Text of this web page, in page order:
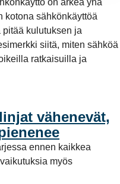
on arkea yhä
kotona sähkönkäyttöä
kulutuksen ja
siitä, miten sähköä
ratkaisuilla ja
vähenevät,
ennen kaikkea
myös